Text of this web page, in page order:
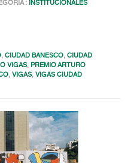
: INSTITUCIONALES
,CIUDAD BANESCO,CIUDAD
VIGAS, PREMIO ARTURO
,VIGAS,VIGAS CIUDAD